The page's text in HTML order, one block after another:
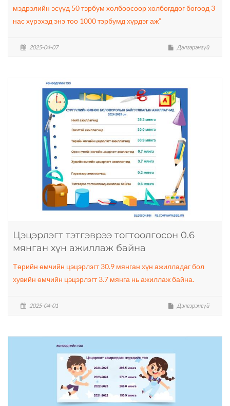
мэдрэлийн эсүүд 50 тэрбум холбоосоор холбогддог бөгөөд 3
нас хүрэхэд энэ тоо 1000 тэрбумд хүрдэг аж”
2025-04-07 Дэлгэрэнгүй
Цэцэрлэгт тэтгэврээ тогтоолгосон 0.6
мянган хүн ажиллаж байна
Төрийн өмчийн цэцэрлэгт 30.9 мянган хүн ажилладаг бол
хувийн өмчийн цэцэрлэгт 3.7 мянга нь ажиллаж байна.
2025-04-01 Дэлгэрэнгүй